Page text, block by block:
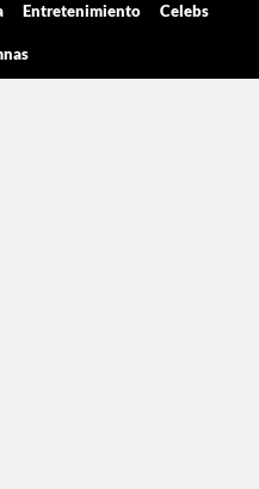
Entretenimiento Celebs